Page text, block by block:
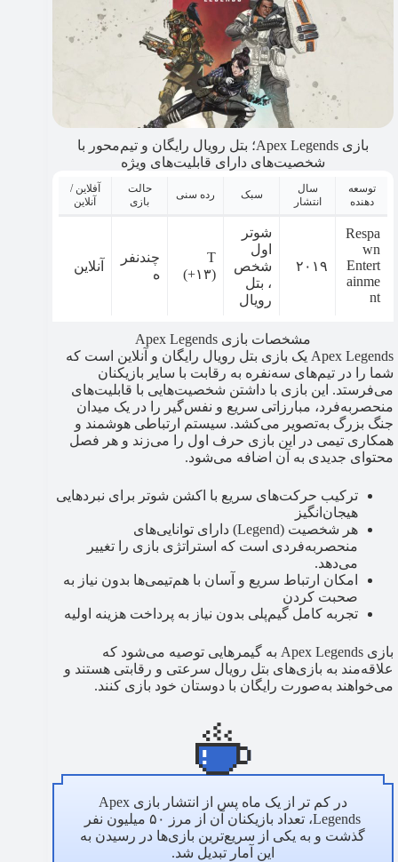
بازی Apex Legends؛ بتل رویال رایگان و تیم‌محور با
شخصیت‌های دارای قابلیت‌های ویژه
توسعه
دهنده
سال
انتشار
سبک رده سنی
حالت
بازی
آفلاین /
آنلاین
Respa
wn
Entert
ainme
nt
۲۰۱۹
شوتر
اول
شخص
، بتل
رویال
T
(+۱۳)
چندنفر
ه
آنلاین
مشخصات بازی Apex Legends
Apex Legends یک بازی بتل رویال رایگان و آنلاین است که
شما را در تیم‌های سه‌نفره به رقابت با سایر بازیکنان
می‌فرستد. این بازی با داشتن شخصیت‌هایی با قابلیت‌های
منحصربه‌فرد، مبارزاتی سریع و نفس‌گیر را در یک میدان
جنگ بزرگ به‌تصویر می‌کشد. سیستم ارتباطی هوشمند و
همکاری تیمی در این بازی حرف اول را می‌زند و هر فصل
محتوای جدیدی به آن اضافه می‌شود.
ترکیب حرکت‌های سریع با اکشن شوتر برای نبردهایی
هیجان‌انگیز
هر شخصیت (Legend) دارای توانایی‌های
منحصربه‌فردی است که استراتژی بازی را تغییر
می‌دهد.
امکان ارتباط سریع و آسان با هم‌تیمی‌ها بدون نیاز به
صحبت کردن
تجربه کامل گیم‌پلی بدون نیاز به پرداخت هزینه اولیه
بازی Apex Legends به گیمرهایی توصیه می‌شود که
علاقه‌مند به بازی‌های بتل رویال سرعتی و رقابتی هستند و
می‌خواهند به‌صورت رایگان با دوستان خود بازی کنند.
در کم تر از یک ماه پس از انتشار بازی Apex
Legends، تعداد بازیکنان آن از مرز ۵۰ میلیون نفر
گذشت و به یکی از سریع‌ترین بازی‌ها در رسیدن به
این آمار تبدیل شد.